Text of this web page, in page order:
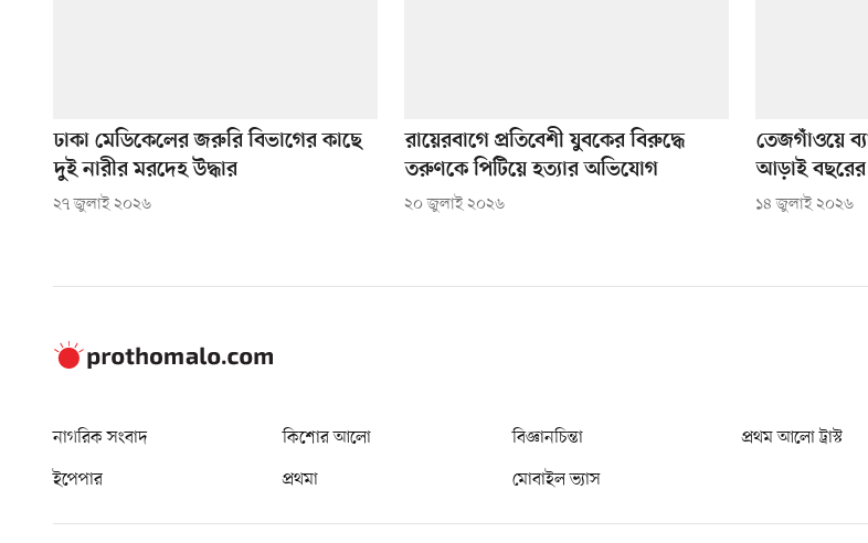
ঢাকা মেডিকেলের জরুরি বিভাগের কাছে
দুই নারীর মরদেহ উদ্ধার
২৭ জুলাই ২০২৬
রায়েরবাগে প্রতিবেশী যুবকের বিরুদ্ধে
তরুণকে পিটিয়ে হত্যার অভিযোগ
২০ জুলাই ২০২৬
তেজগাঁওয়ে
আড়াই
১৪ জুলাই ২০২৬
নাগরিক সংবাদ কিশোর আলো বিজ্ঞানচিন্তা প্রথম আলো ট্রাস্ট
ইপেপার
প্রথমা মোবাইল ভ্যাস